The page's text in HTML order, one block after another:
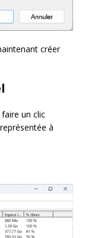
créer
un clic
à